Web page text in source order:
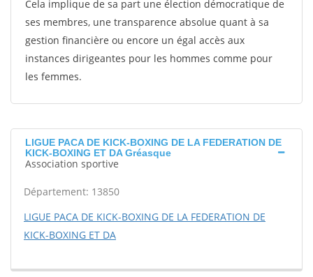
Cela implique de sa part une élection démocratique de
ses membres, une transparence absolue quant à sa
gestion financière ou encore un égal accès aux
instances dirigeantes pour les hommes comme pour
les femmes.
LIGUE PACA DE KICK-BOXING DE LA FEDERATION DE
KICK-BOXING ET DA Gréasque
Association sportive
Département: 13850
LIGUE PACA DE KICK-BOXING DE LA FEDERATION DE
KICK-BOXING ET DA